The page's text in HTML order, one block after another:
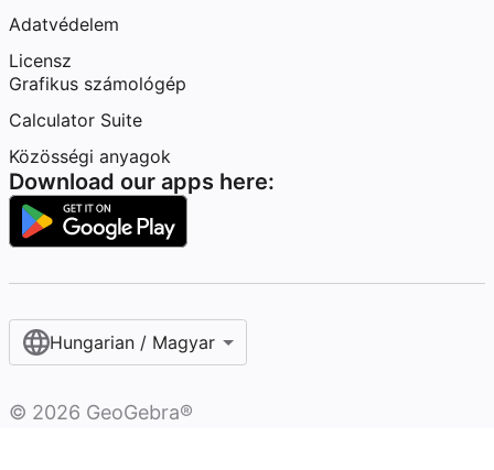
Adatvédelem
Licensz
Grafikus számológép
Calculator Suite
Közösségi anyagok
Download our apps here:
Hungarian / Magyar‎
© 2026 GeoGebra®